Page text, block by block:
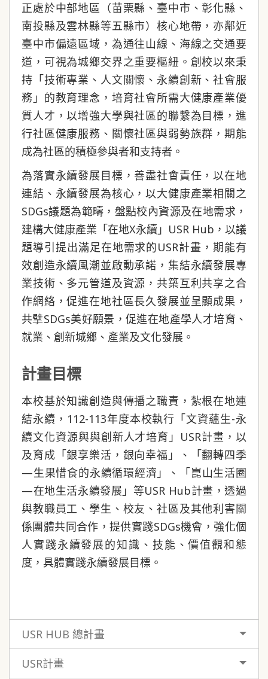
正處於中部地區（苗栗縣、臺中市、彰化縣、
南投縣及雲林縣等五縣市）核心地帶，亦鄰近
臺中市偏遠區域，為通往山線、海線之交通要
道，可視為城鄉交界之重要樞紐。創校以來秉
持「技術專業、人文關懷、永續創新、社會服
務」的教育理念，培育社會所需大健康產業優
質人才，以增強大學與社區的聯繫為目標，進
行社區健康服務、關懷社區與弱勢族群，期能
成為社區的積極參與者和支持者。
為落實永續發展目標，善盡社會責任，以在地
連結、永續發展為核心，以大健康產業相關之
SDGs議題為範疇，盤點校內資源及在地需求，
建構大健康產業「在地X永續」USR Hub，以議
題導引提出滿足在地需求的USR計畫，期能有
效創造永續風潮並啟動承諾，集結永續發展專
業技術、多元管道及資源，共築互利共享之合
作網絡，促進在地社區長久發展並呈顯成果，
共擘SDGs美好願景，促進在地產學人才培育、
就業、創新城鄉、產業及文化發展。
計畫目標
本校基於知識創造與傳播之職責，紮根在地連
結永續，112-113年度本校執行「文資蘊生-永
續文化資源與與創新人才培育」USR計畫，以
及育成「銀享樂活，銀向幸福」、「翻轉四季
—生果惜食的永續循環經濟」、「崑山生活圈
—在地生活永續發展」等USR Hub計畫，透過
與教職員工、學生、校友、社區及其他利害關
係團體共同合作，提供實踐SDGs機會，強化個
人實踐永續發展的知識、技能、價值觀和態
度，具體實踐永續發展目標。
USR HUB 總計畫
USR計畫